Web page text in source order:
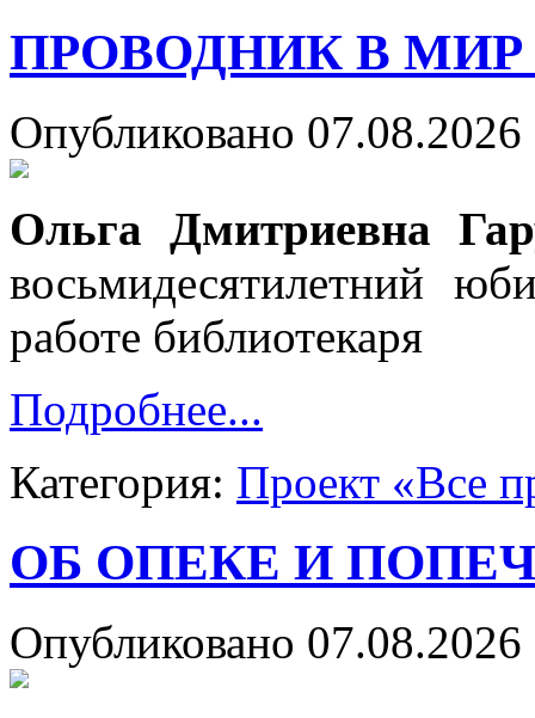
ПРОВОДНИК В МИР
Опубликовано
Ольга Дмитриевна
восьмидесятилетний
работе библиотекаря
Подробнее...
Категория: Проект «Все
ОБ ОПЕКЕ И
Опубликовано